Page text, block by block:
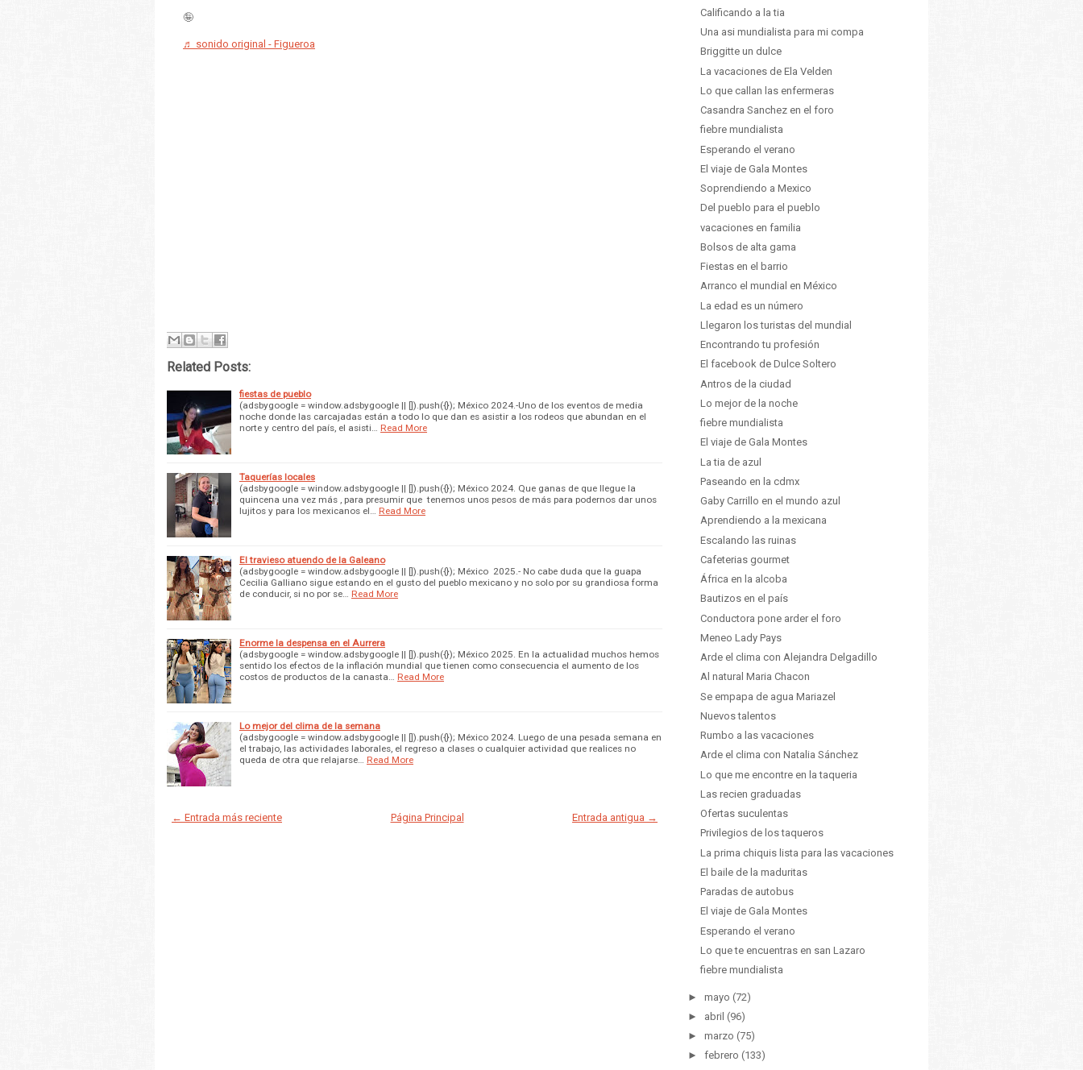
🤪
♬ sonido original - Figueroa
Related Posts:
fiestas de pueblo
(adsbygoogle = window.adsbygoogle || []).push({}); México 2024.-Uno de los eventos de media
noche donde las carcajadas están a todo lo que dan es asistir a los rodeos que abundan en el
norte y centro del país, el asisti…
Read More
Taquerías locales
(adsbygoogle = window.adsbygoogle || []).push({}); México 2024. Que ganas de que llegue la
quincena una vez más , para presumir que tenemos unos pesos de más para podernos dar unos
lujitos y para los mexicanos el…
Read More
El travieso atuendo de la Galeano
(adsbygoogle = window.adsbygoogle || []).push({}); México 2025.- No cabe duda que la guapa
Cecilia Galliano sigue estando en el gusto del pueblo mexicano y no solo por su grandiosa forma
de conducir, si no por se…
Read More
Enorme la despensa en el Aurrera
(adsbygoogle = window.adsbygoogle || []).push({}); México 2025. En la actualidad muchos hemos
sentido los efectos de la inflación mundial que tienen como consecuencia el aumento de los
costos de productos de la canasta…
Read More
Lo mejor del clima de la semana
(adsbygoogle = window.adsbygoogle || []).push({}); México 2024. Luego de una pesada semana en
el trabajo, las actividades laborales, el regreso a clases o cualquier actividad que realices no
queda de otra que relajarse…
Read More
← Entrada más reciente Entrada antigua →
Página Principal
Calificando a la tia
Una asi mundialista para mi compa
Briggitte un dulce
La vacaciones de Ela Velden
Lo que callan las enfermeras
Casandra Sanchez en el foro
fiebre mundialista
Esperando el verano
El viaje de Gala Montes
Soprendiendo a Mexico
Del pueblo para el pueblo
vacaciones en familia
Bolsos de alta gama
Fiestas en el barrio
Arranco el mundial en México
La edad es un número
Llegaron los turistas del mundial
Encontrando tu profesión
El facebook de Dulce Soltero
Antros de la ciudad
Lo mejor de la noche
fiebre mundialista
El viaje de Gala Montes
La tia de azul
Paseando en la cdmx
Gaby Carrillo en el mundo azul
Aprendiendo a la mexicana
Escalando las ruinas
Cafeterias gourmet
África en la alcoba
Bautizos en el país
Conductora pone arder el foro
Meneo Lady Pays
Arde el clima con Alejandra Delgadillo
Al natural Maria Chacon
Se empapa de agua Mariazel
Nuevos talentos
Rumbo a las vacaciones
Arde el clima con Natalia Sánchez
Lo que me encontre en la taqueria
Las recien graduadas
Ofertas suculentas
Privilegios de los taqueros
La prima chiquis lista para las vacaciones
El baile de la maduritas
Paradas de autobus
El viaje de Gala Montes
Esperando el verano
Lo que te encuentras en san Lazaro
fiebre mundialista
► mayo (72)
► abril (96)
► marzo (75)
► febrero (133)